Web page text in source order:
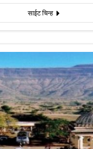
साईट चिन्ह